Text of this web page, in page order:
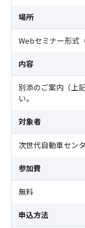
場所
Webセミナー形式
内容
別添のご案内（上
い。
対象者
次世代自動車セン
参加費
無料
申込方法